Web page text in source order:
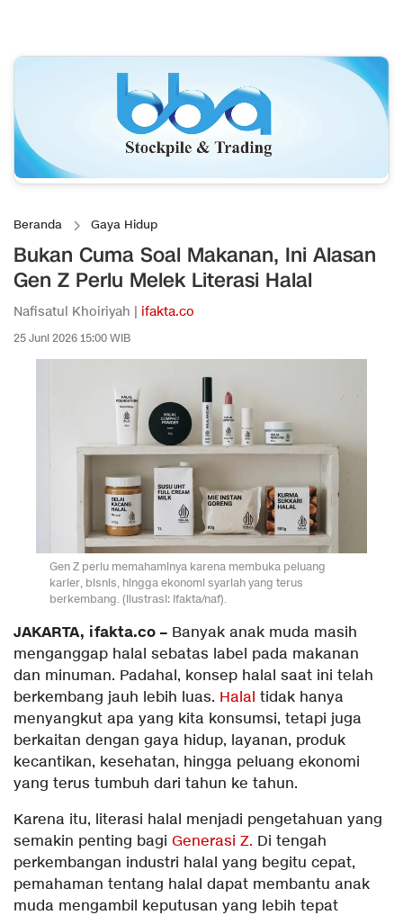
Beranda Gaya Hidup
Bukan Cuma Soal Makanan, Ini Alasan
Gen Z Perlu Melek Literasi Halal
Nafisatul Khoiriyah | ifakta.co
25 Juni 2026 15:00 WIB
Gen Z perlu memahaminya karena membuka peluang
karier, bisnis, hingga ekonomi syariah yang terus
berkembang. (Ilustrasi: Ifakta/naf).
JAKARTA, ifakta.co – Banyak anak muda masih
menganggap halal sebatas label pada makanan
dan minuman. Padahal, konsep halal saat ini telah
berkembang jauh lebih luas. Halal tidak hanya
menyangkut apa yang kita konsumsi, tetapi juga
berkaitan dengan gaya hidup, layanan, produk
kecantikan, kesehatan, hingga peluang ekonomi
yang terus tumbuh dari tahun ke tahun.
Karena itu, literasi halal menjadi pengetahuan yang
semakin penting bagi Generasi Z. Di tengah
perkembangan industri halal yang begitu cepat,
pemahaman tentang halal dapat membantu anak
muda mengambil keputusan yang lebih tepat